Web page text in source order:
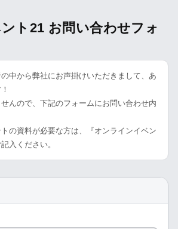
ト21 お問い合わせフォ
中から弊社にお声掛けいただきまして、あ
んので、下記のフォームにお問い合わせ内
の資料が必要な方は、『オンラインイベン
入ください。